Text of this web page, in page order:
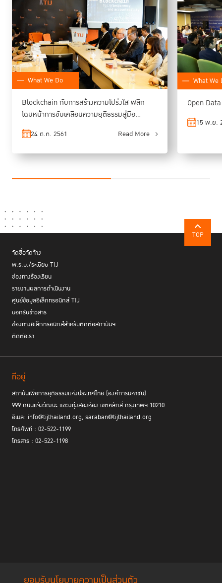
ยอมรับนโยบายความเป็นส่วนตัว
เริ่มต้นในการสร้างต้นแบบการทำงาน และสร้างกระบวนการทำงานอย่างมีส่วน
ยุติธรรมให้มีความโปร่งใส ทุกภาคส่วนสามารถเข้าถึงข้อมูลสาธารณะได้อย่าง
สะดวก TIJ หวังเป็นอย่างยิ่งว่าการดำเนินงานดังกล่าวอย่างเป็นรูปธรรมจะช่วย
ยกระดับให้หลักนิิติธรรมให้เกิดขึ้นจริงทั้งในระดับองค์กร สังคม และประเทศต่อ
What We Do
Blockchain กับการสร้างความโปร่งใส พลิก
โฉมหน้าการขับเคลื่อนความยุติธรรมสู่มือ
ประชาชน
24 ต.ค. 2561 Read More
What We
Open
15 พ.ย.
TOP
จัดซื้อจัดจ้าง
พ.ร.บ./ระเบียบ TIJ
ช่องทางร้องเรียน
รายงานผลการดำเนินงาน
ศูนย์ข้อมูลอิเล็กทรอนิกส์ TIJ
บอกรับข่าวสาร
ช่องทางอิเล็กทรอนิกส์สำหรับติดต่อสถาบันฯ
ติดต่อเรา
ที่อยู่
สถาบันเพื่อการยุติธรรมแห่งประเทศไทย (องค์การมหาชน)
999 ถนนแจ้งวัฒนะ แขวงทุ่งสองห้อง เขตหลักสี่ กรุงเทพฯ 10210
อีเมล: info@tijthailand.org, saraban@tijthailand.org
โทรศัพท์ : 02-522-1199
โทรสาร : 02-522-1198